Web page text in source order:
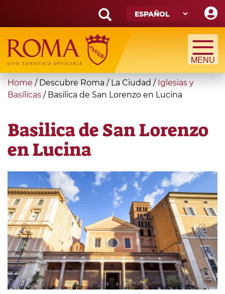
main
content
Search
form
Búsqueda
You
are
Home / Descubre Roma / La Ciudad / Iglesias y
Basílicas / Basilica de San Lorenzo en Lucina
Basilica de San Lorenzo
en Lucina